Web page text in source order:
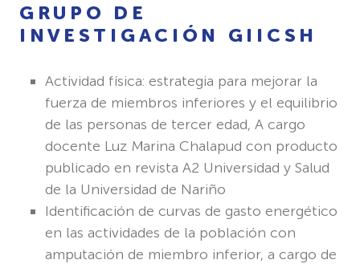
GRUPO DE
INVESTIGACIÓN GIICSH
Actividad física: estrategia para mejorar la
fuerza de miembros inferiores y el equilibrio
de las personas de tercer edad, A cargo
docente Luz Marina Chalapud con producto
publicado en revista A2 Universidad y Salud
de la Universidad de Nariño
Identificación de curvas de gasto energético
en las actividades de la población con
amputación de miembro inferior, a cargo de